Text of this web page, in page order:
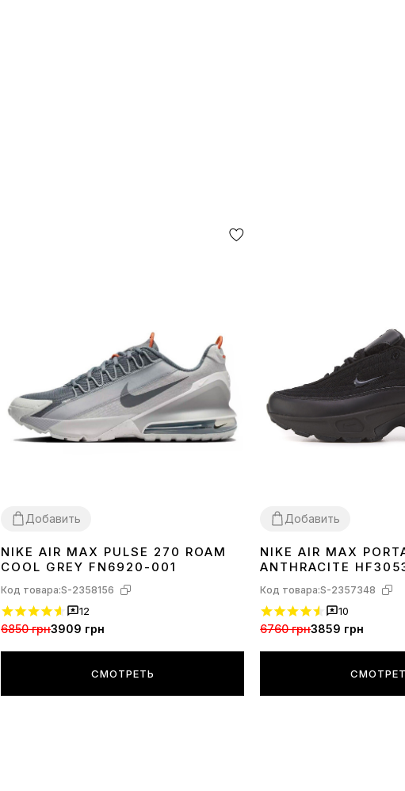
Добавить
4041 4243 44
NIKE AIR MAX PULSE 270 ROAM
COOL GREY FN6920-001
Код товара:S-2358156
12
6850 грн3909 грн
СМОТРЕТЬ
Добавить
3638 39 40 414243 4445
NIKE AIR MAX
ANTHRACITE
Код товара:S-2357348
10
6760 грн3859 грн